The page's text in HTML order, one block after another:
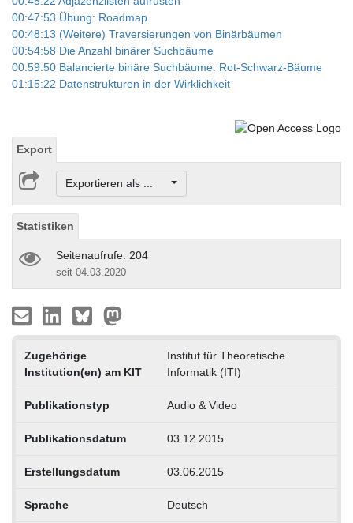
00:47:53 Übung: Roadmap
00:48:13 (Weitere) Traversierungen von Binärbäumen
00:54:58 Die Anzahl binärer Suchbäume
00:59:50 Balancierte binäre Suchbäume: Rot-Schwarz-Bäume
01:15:22 Datenstrukturen in der Wirklichkeit
Export
Exportieren als ...
Statistiken
Seitenaufrufe: 204
seit 04.03.2020
Zugehörige
Institution(en) am KIT
Institut für Theoretische
Informatik (ITI)
Publikationstyp Audio & Video
Publikationsdatum 03.12.2015
Erstellungsdatum 03.06.2015
Sprache Deutsch